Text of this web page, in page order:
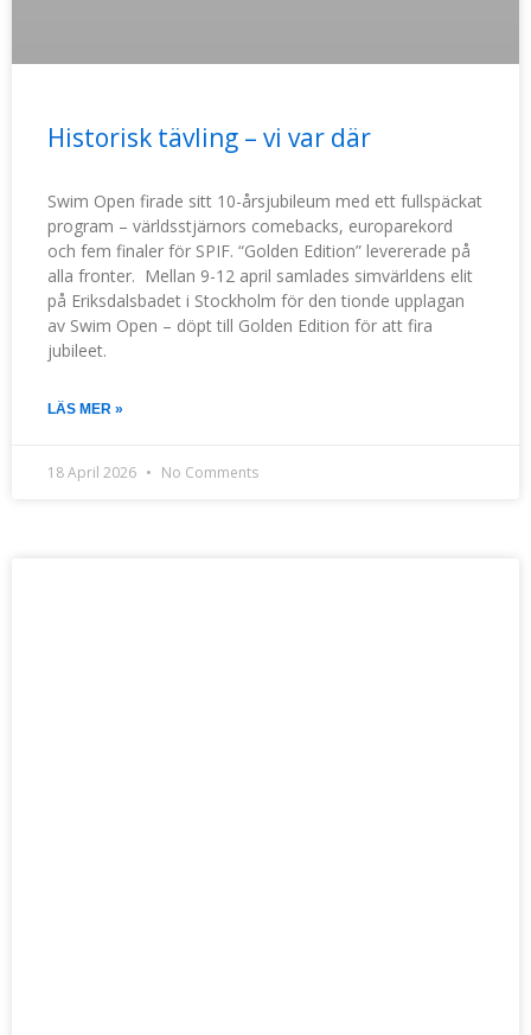
Historisk tävling – vi var där
Swim Open firade sitt 10-årsjubileum med ett fullspäckat
program – världsstjärnors comebacks, europarekord
och fem finaler för SPIF. “Golden Edition” levererade på
alla fronter. Mellan 9-12 april samlades simvärldens elit
på Eriksdalsbadet i Stockholm för den tionde upplagan
av Swim Open – döpt till Golden Edition för att fira
jubileet.
LÄS MER »
18 April 2026 No Comments